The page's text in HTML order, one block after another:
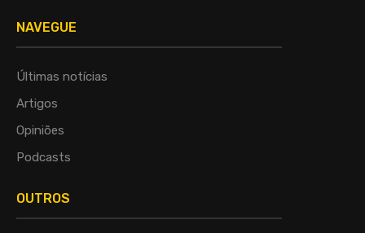
NAVEGUE
Últimas notícias
Artigos
Opiniões
Podcasts
OUTROS